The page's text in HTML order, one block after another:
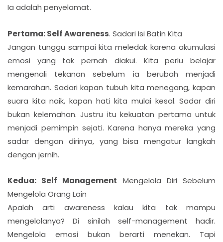
Ia adalah penyelamat.
Pertama: Self Awareness. Sadari Isi Batin Kita
Jangan tunggu sampai kita meledak karena akumulasi
emosi yang tak pernah diakui. Kita perlu belajar
mengenali tekanan sebelum ia berubah menjadi
kemarahan. Sadari kapan tubuh kita menegang, kapan
suara kita naik, kapan hati kita mulai kesal. Sadar diri
bukan kelemahan. Justru itu kekuatan pertama untuk
menjadi pemimpin sejati. Karena hanya mereka yang
sadar dengan dirinya, yang bisa mengatur langkah
dengan jernih.
Kedua: Self Management Mengelola Diri Sebelum
Mengelola Orang Lain
Apalah arti awareness kalau kita tak mampu
mengelolanya? Di sinilah self-management hadir.
Mengelola emosi bukan berarti menekan. Tapi